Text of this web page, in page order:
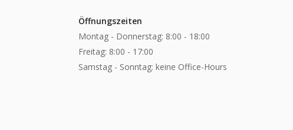
Öffnungszeiten
Montag - Donnerstag: 8:00 - 18:00
Freitag: 8:00 - 17:00
Samstag - Sonntag: keine Office-Hours